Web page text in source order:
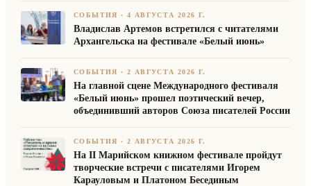
СОБЫТИЯ ·4 АВГУСТА 2026 Г.
Владислав Артемов встретился с читателями
Архангельска на фестивале «Белый июнь»
СОБЫТИЯ ·2 АВГУСТА 2026 Г.
На главной сцене Международного фестиваля
«Белый июнь» прошел поэтический вечер,
объединивший авторов Союза писателей России
СОБЫТИЯ ·2 АВГУСТА 2026 Г.
На II Марийском книжном фестивале пройдут
творческие встречи с писателями Игорем
Карауловым и Платоном Бесединым